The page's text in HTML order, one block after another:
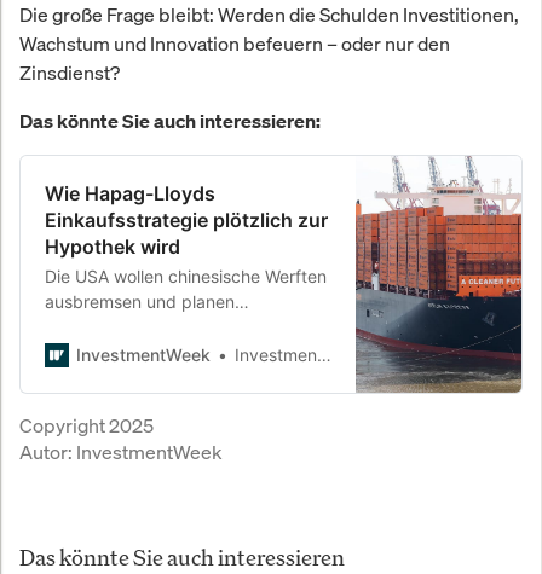
Die große Frage bleibt: Werden die Schulden Investitionen,
Wachstum und Innovation befeuern – oder nur den
Zinsdienst?
Das könnte Sie auch interessieren:
Wie Hapag-Lloyds
Einkaufsstrategie plötzlich zur
Hypothek wird
Die USA wollen chinesische Werften
ausbremsen und planen
einkaufen. Besonders hart würde es
Hapag-Lloyd.
InvestmentWeek InvestmentWeek
Copyright 2025
Autor: InvestmentWeek
Das könnte Sie auch interessieren